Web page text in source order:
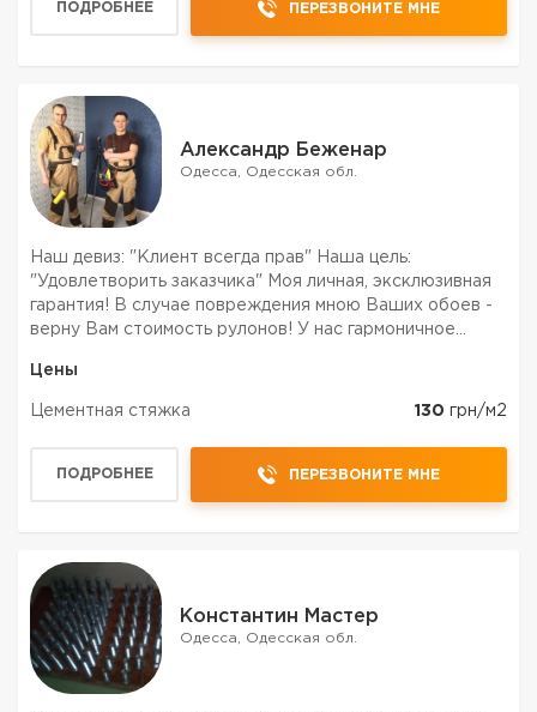
ПОДРОБНЕЕ ПЕРЕЗВОНИТЕ МНЕ
Александр Беженар
Одесса, Одесская обл.
Наш девиз: "Клиент всегда прав" Наша цель:
"Удовлетворить заказчика" Моя личная, эксклюзивная
гарантия! В случае повреждения мною Ваших обоев -
верну Вам стоимость рулонов! У нас гармоничное
Звоните! Мы работаем на территории всей Одесской
области...
Цены
Цементная стяжка 130 грн/м2
ПОДРОБНЕЕ ПЕРЕЗВОНИТЕ МНЕ
Константин Мастер
Одесса, Одесская обл.